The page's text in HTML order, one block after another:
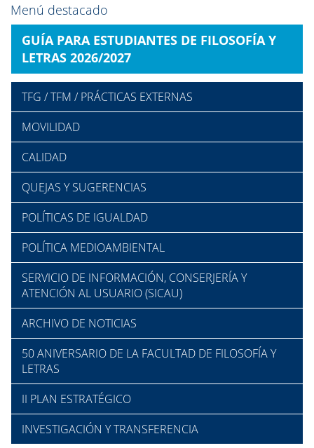
Menú destacado
GUÍA PARA ESTUDIANTES DE FILOSOFÍA Y
LETRAS 2026/2027
TFG / TFM / PRÁCTICAS EXTERNAS
MOVILIDAD
CALIDAD
QUEJAS Y SUGERENCIAS
POLÍTICAS DE IGUALDAD
POLÍTICA MEDIOAMBIENTAL
SERVICIO DE INFORMACIÓN, CONSERJERÍA Y
ATENCIÓN AL USUARIO (SICAU)
ARCHIVO DE NOTICIAS
50 ANIVERSARIO DE LA FACULTAD DE FILOSOFÍA Y
LETRAS
II PLAN ESTRATÉGICO
INVESTIGACIÓN Y TRANSFERENCIA